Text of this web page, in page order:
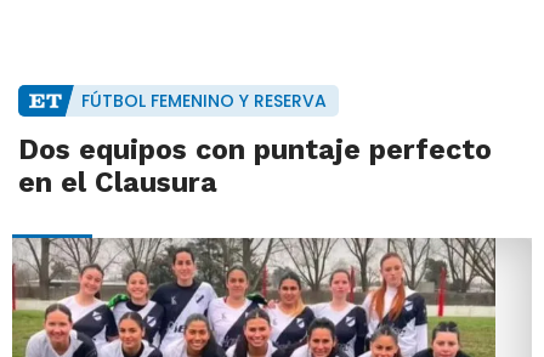
FÚTBOL FEMENINO Y RESERVA
Dos equipos con puntaje perfecto
en el Clausura